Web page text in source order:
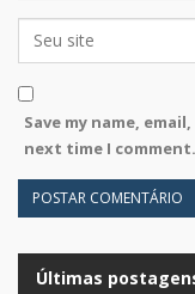
Save my name,
next time I comment.
Últimas